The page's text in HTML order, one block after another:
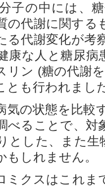
子の中には、
の代謝に関す
る代謝変化が考
康な人と糖尿病
リン (糖の代謝
とも行われまし
気の状態を比較
べることで、対
とした、また
しれません。
ミクスはこれま